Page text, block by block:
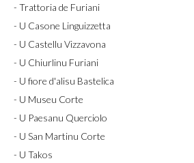
- Trattoria de Furiani
- U Casone Linguizzetta
- U Castellu Vizzavona
- U Chiurlinu Furiani
- U fiore d'alisu Bastelica
- U Museu Corte
- U Paesanu Querciolo
- U San Martinu Corte
- U Takos